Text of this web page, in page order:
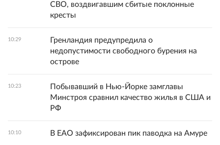
СВО, воздвигавшим сбитые поклонные
кресты
10:29
Гренландия предупредила о
недопустимости свободного бурения на
острове
10:23
Побывавший в Нью-Йорке замглавы
Минстроя сравнил качество жилья в США и
РФ
10:10 В ЕАО зафиксирован пик паводка на Амуре